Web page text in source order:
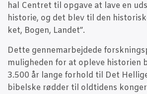
hal Cen­tret til opga­ve at lave en
histo­rie, og det blev til den
ket, Bogen, Landet”.
Det­te gen­ne­m­ar­bej­de­de
mulig­he­den for at ople­ve histo­ri­en
3.500 år lan­ge for­hold til Det
bibel­ske rød­der til old­ti­dens